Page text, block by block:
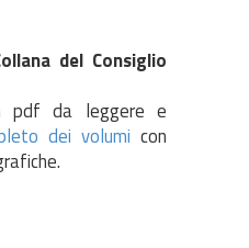
del Consiglio
pdf da leggere e
dei volumi con